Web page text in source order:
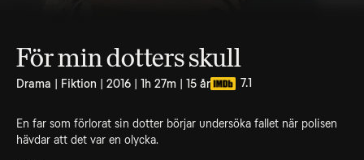
För min dotters skull
Drama | Fiktion | 2016 | 1h 27m | 15 år 7.1
En far som förlorat sin dotter börjar undersöka fallet när polisen
hävdar att det var en olycka.